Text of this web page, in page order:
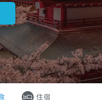
住宿